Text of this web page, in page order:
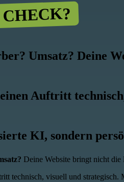
Umsatz? Deine
Auftritt
KI, sondern
Deine Website bringt nicht
technisch, visuell und